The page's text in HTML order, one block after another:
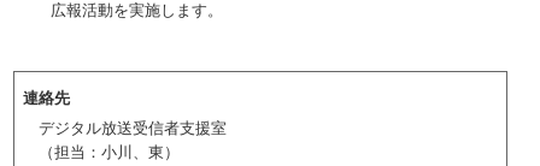
広報活動を実施します。
連絡先
デジタル放送受信者支援室
（担当：小川、東）